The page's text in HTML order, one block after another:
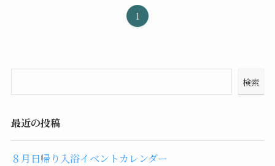
1
検索
最近の投稿
８月日帰り入浴イベントカレンダー